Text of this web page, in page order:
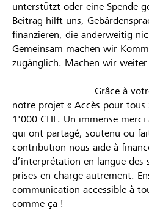
unterstützt oder eine Spende
Beitrag hilft uns,
finanzieren, die anderweitig
Gemeinsam machen wir
zugänglich. Machen wir weiter
-------------------------- Grâce à
notre projet « Accès pour tous
1'000 CHF. Un immense
qui ont partagé, soutenu ou
contribution nous aide à
d’interprétation en langue des
prises en charge autrement.
communication accessible à
comme ça !